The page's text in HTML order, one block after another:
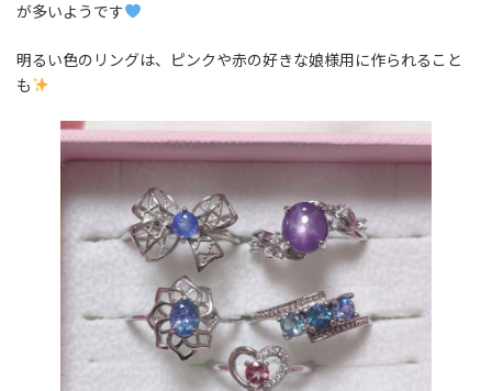
が多いようです
明るい色のリングは、ピンクや赤の好きな娘様用に作られること
も